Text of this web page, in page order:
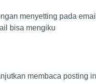
menyetting pada
bisa mengiku
membaca posting